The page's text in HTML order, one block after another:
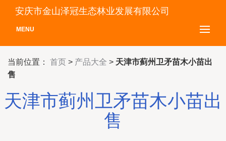
安庆市金山泽冠生态林业发展有限公司
MENU
当前位置： 首页 > 产品大全 > 天津市蓟州卫矛苗木小苗出
售
天津市蓟州卫矛苗木小苗出
售